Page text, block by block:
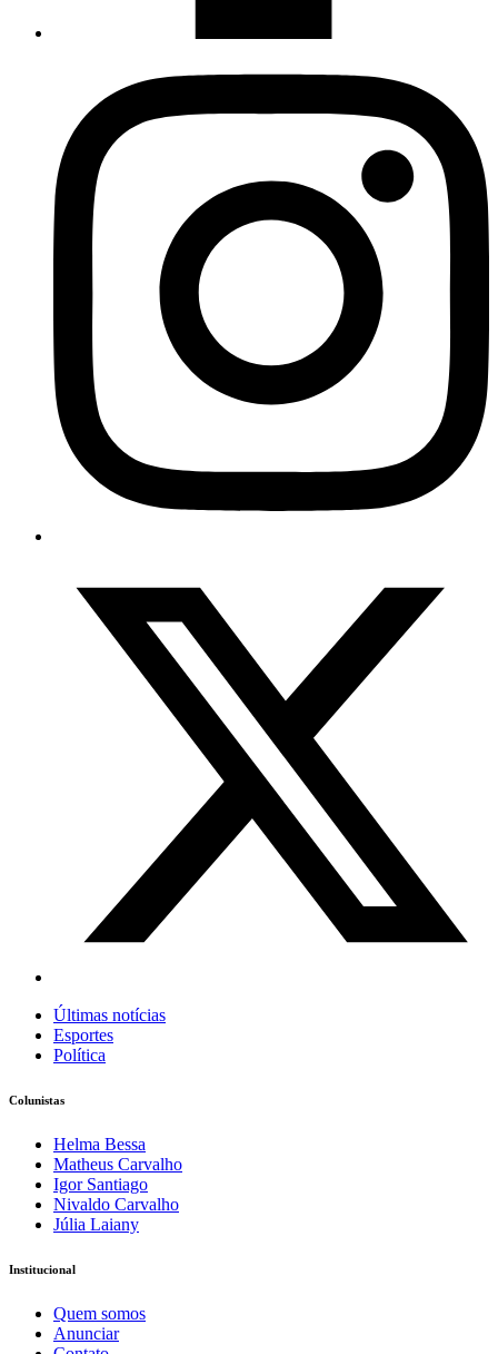
Últimas notícias
Esportes
Política
Colunistas
Helma Bessa
Matheus Carvalho
Igor Santiago
Nivaldo Carvalho
Júlia Laiany
Institucional
Quem somos
Anunciar